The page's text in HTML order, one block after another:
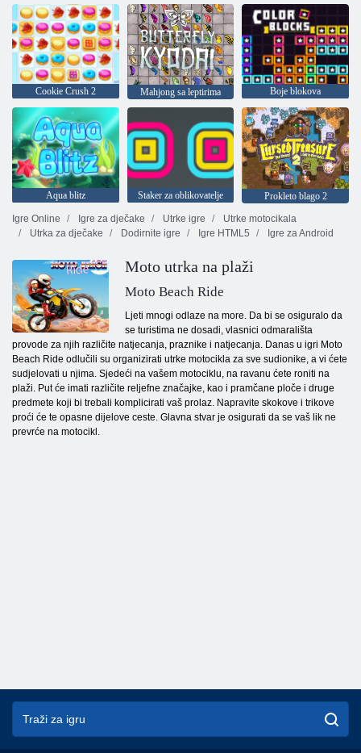
Cookie Crush 2 Mahjong sa leptirima Boje blokova
Aqua blitz Staker za oblikovatelje
Prokleto blago 2
Igre Online
Igre za dječake Utrke igre
Utrke motocikala
Utrka za dječake
Dodirnite igre Igre HTML5 Igre za Android
Moto utrka na plaži
Moto Beach Ride
Ljeti mnogi odlaze na more. Da bi se osiguralo da
se turistima ne dosadi, vlasnici odmarališta
provode za njih različite natjecanja, praznike i natjecanja. Danas u igri Moto
Beach Ride odlučili su organizirati utrke motocikla za sve sudionike, a vi ćete
sudjelovati u njima. Sjedeći na vašem motociklu, na ravanu ćete roniti na
plaži. Put će imati različite reljefne značajke, kao i pramčane ploče i druge
predmete koji bi trebali komplicirati vaš prolaz. Napravite skokove i trikove
proći će te opasne dijelove ceste. Glavna stvar je osigurati da se vaš lik ne
prevrće na motocikl.